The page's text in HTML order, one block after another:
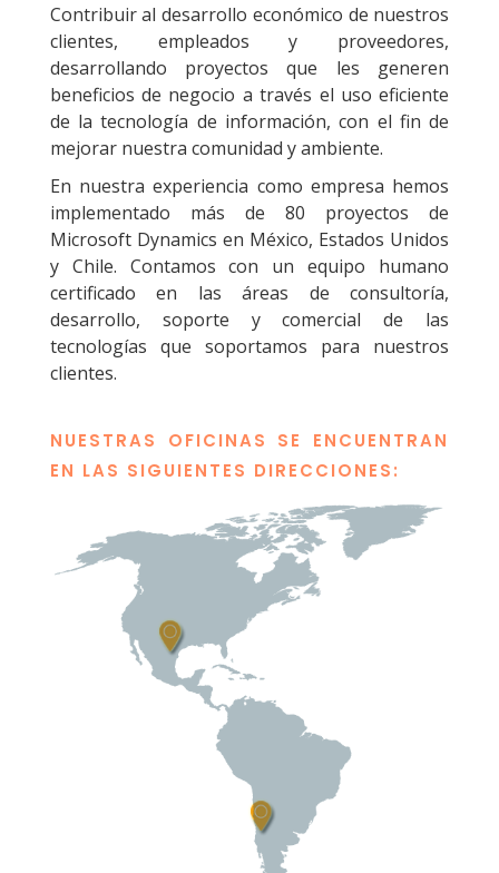
Contribuir al desarrollo económico de nuestros
clientes, empleados y proveedores,
desarrollando proyectos que les generen
beneficios de negocio a través el uso eficiente
de la tecnología de información, con el fin de
mejorar nuestra comunidad y ambiente.
En nuestra experiencia como empresa hemos
implementado más de 80 proyectos de
Microsoft Dynamics en México, Estados Unidos
y Chile. Contamos con un equipo humano
certificado en las áreas de consultoría,
desarrollo, soporte y comercial de las
tecnologías que soportamos para nuestros
clientes.
NUESTRAS OFICINAS SE ENCUENTRAN
EN LAS SIGUIENTES DIRECCIONES: